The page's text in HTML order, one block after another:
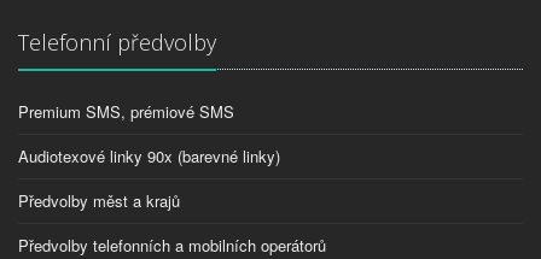
Telefonní předvolby
Premium SMS, prémiové SMS
Audiotexové linky 90x (barevné linky)
Předvolby měst a krajů
Předvolby telefonních a mobilních operátorů